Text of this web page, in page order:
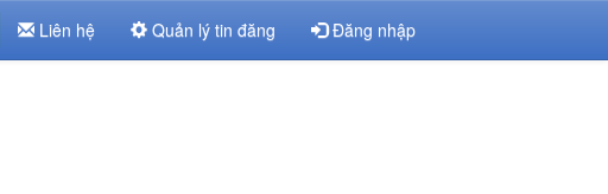
Liên hệ Quản lý tin đăng Đăng nhập